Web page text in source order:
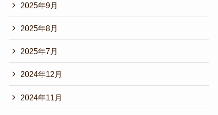
2025年9月
2025年8月
2025年7月
2024年12月
2024年11月